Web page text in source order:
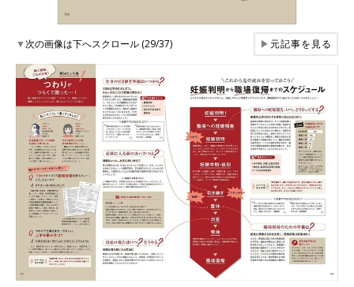
▼次の画像は下へスクロール (29/37) ▶元記事を見る